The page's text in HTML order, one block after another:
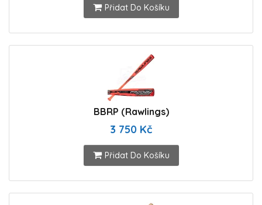
Přidat Do Košíku
BBRP (Rawlings)
3 750 Kč
Přidat Do Košíku